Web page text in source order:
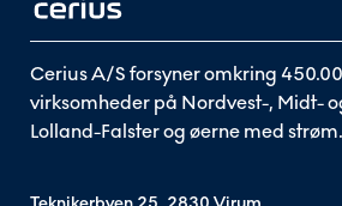
Cerius A/S forsyner omkring
virksomheder på Nordvest-, Midt-
Lolland-Falster og øerne med strøm.